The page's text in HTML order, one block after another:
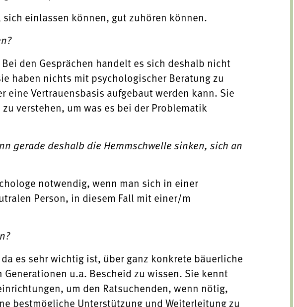
einlassen können, gut zuhören können.
den Gesprächen handelt es sich deshalb nicht
haben nichts mit psychologischer Beratung zu
Vertrauensbasis aufgebaut werden kann. Sie
verstehen, um was es bei der Problematik
gerade deshalb die Hemmschwelle sinken, sich an
notwendig, wenn man sich in einer
Person, in diesem Fall mit einer/m
es sehr wichtig ist, über ganz konkrete bäuerliche
u.a. Bescheid zu wissen. Sie kennt
um den Ratsuchenden, wenn nötig,
bestmögliche Unterstützung und Weiterleitung zu